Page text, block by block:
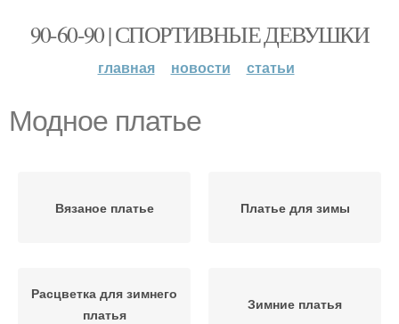
90-60-90 | СПОРТИВНЫЕ ДЕВУШКИ
главная новости статьи
Модное платье
Вязаное платье Платье для зимы
Расцветка для зимнего
платья
Зимние платья